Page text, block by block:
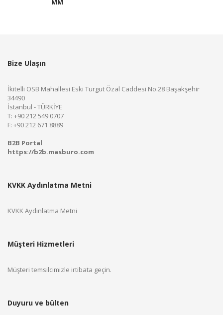
MM
Bize Ulaşın
İkitelli OSB Mahallesi Eski Turgut Özal Caddesi No.28 Başakşehir
34490
İstanbul - TÜRKİYE
T: +90 212 549 0707
F: +90 212 671 8889
B2B Portal
https://b2b.masburo.com
KVKK Aydınlatma Metni
KVKK Aydınlatma Metni
Müşteri Hizmetleri
Müşteri temsilcimizle irtibata geçin.
Duyuru ve bülten